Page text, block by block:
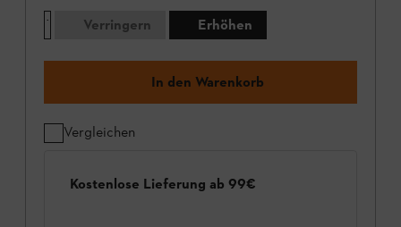
Verringern
Erhöhen
In den Warenkorb
Vergleichen
Kostenlose Lieferung ab 99€